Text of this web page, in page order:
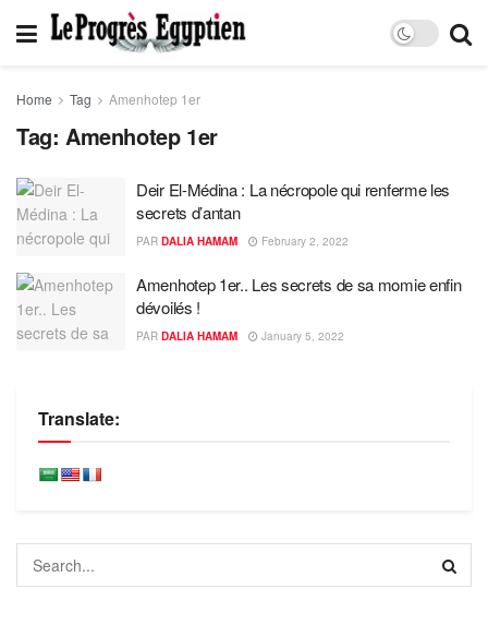
Home Tag Amenhotep 1er
Tag: Amenhotep 1er
Deir El-Médina : La nécropole qui renferme les
secrets d’antan
PAR DALIA HAMAM February 2, 2022
Amenhotep 1er.. Les secrets de sa momie enfin
dévoilés !
PAR DALIA HAMAM January 5, 2022
Translate: